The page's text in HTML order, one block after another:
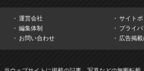
運営会社
サイトポ
編集体制
プライ
お問い合わせ
広告掲